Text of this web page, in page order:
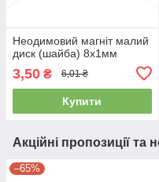
Неодимовий магніт малий
диск (шайба) 8х1мм
3,50 ₴ 6,01 ₴
Купити
Акційні пропозиції та
–65%